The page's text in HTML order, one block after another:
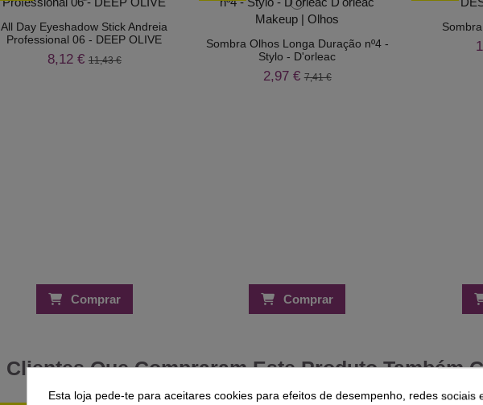
All Day Eyeshadow Stick Andreia
Professional 06 - DEEP OLIVE
8,12 € 11,43 €
Comprar
Sombra Olhos Longa Duração nº4 -
Stylo - D'orleac
2,97 €7,41 €
Comprar
Clientes Que Compraram Este Produto Também
Esta loja pede-te para aceitares cookies para efeitos de desempenho, redes sociais